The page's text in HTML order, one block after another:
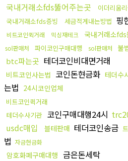
국내거래소fds뚫어주는곳 이더리움
국내거래소fds증빙 세금적게내는방법 핑
비트코인퀵거래 믹싱재테크 국내거래소fds
sol판매처 파이코인구매대행 sol판매처 불
btc파는곳 테더코인비대면거래
비트코인사는법 코인돈현금화 테더수
는법 24시코인업체
비트코인퀵거래
테더수사기관 코인구매대행24시
usdc매입
블테판매 테더코인송금
법 자금현금화
암호화폐구매대행 금은돈세탁